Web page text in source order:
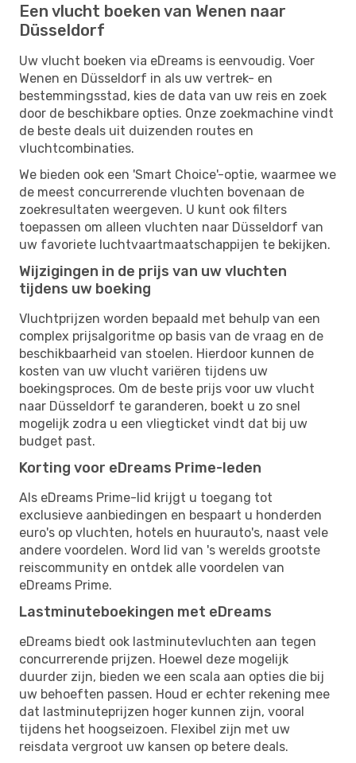
Een vlucht boeken van Wenen naar
Düsseldorf
Uw vlucht boeken via eDreams is eenvoudig. Voer
Wenen en Düsseldorf in als uw vertrek- en
bestemmingsstad, kies de data van uw reis en zoek
door de beschikbare opties. Onze zoekmachine vindt
de beste deals uit duizenden routes en
vluchtcombinaties.
We bieden ook een 'Smart Choice'-optie, waarmee we
de meest concurrerende vluchten bovenaan de
zoekresultaten weergeven. U kunt ook filters
toepassen om alleen vluchten naar Düsseldorf van
uw favoriete luchtvaartmaatschappijen te bekijken.
Wijzigingen in de prijs van uw vluchten
tijdens uw boeking
Vluchtprijzen worden bepaald met behulp van een
complex prijsalgoritme op basis van de vraag en de
beschikbaarheid van stoelen. Hierdoor kunnen de
kosten van uw vlucht variëren tijdens uw
boekingsproces. Om de beste prijs voor uw vlucht
naar Düsseldorf te garanderen, boekt u zo snel
mogelijk zodra u een vliegticket vindt dat bij uw
budget past.
Korting voor eDreams Prime-leden
Als eDreams Prime-lid krijgt u toegang tot
exclusieve aanbiedingen en bespaart u honderden
euro's op vluchten, hotels en huurauto's, naast vele
andere voordelen. Word lid van 's werelds grootste
reiscommunity en ontdek alle voordelen van
eDreams Prime.
Lastminuteboekingen met eDreams
eDreams biedt ook lastminutevluchten aan tegen
concurrerende prijzen. Hoewel deze mogelijk
duurder zijn, bieden we een scala aan opties die bij
uw behoeften passen. Houd er echter rekening mee
dat lastminuteprijzen hoger kunnen zijn, vooral
tijdens het hoogseizoen. Flexibel zijn met uw
reisdata vergroot uw kansen op betere deals.